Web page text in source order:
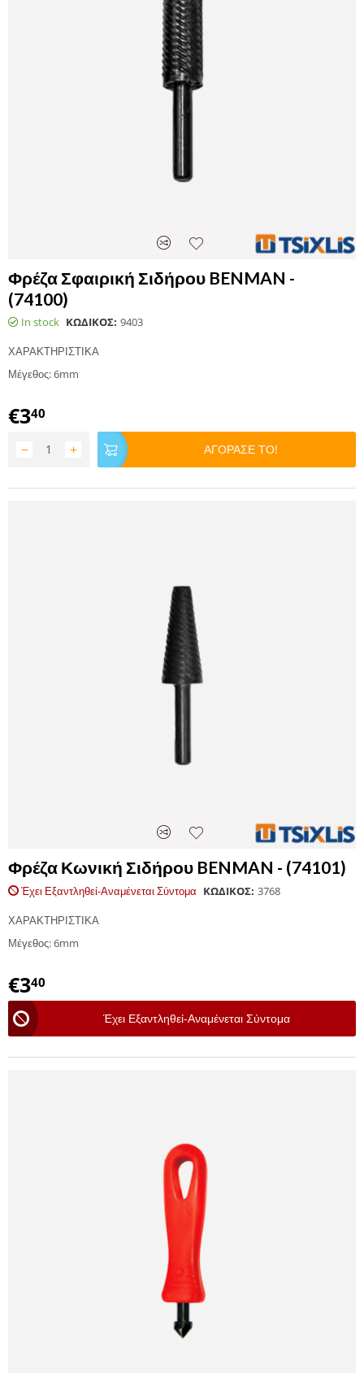
Φρέζα Σφαιρική Σιδήρου BENMAN -
(74100)
In stock ΚΩΔΙΚΟΣ: 9403
ΧΑΡΑΚΤΗΡΙΣΤΙΚΑ
Μέγεθος: 6mm
€340
+
− ΑΓΟΡΑΣΕ ΤΟ!
Φρέζα Κωνική Σιδήρου BENMAN - (74101)
Έχει Εξαντληθεί-Αναμένεται Σύντομα ΚΩΔΙΚΟΣ: 3768
ΧΑΡΑΚΤΗΡΙΣΤΙΚΑ
Μέγεθος: 6mm
€340
Έχει Εξαντληθεί-Αναμένεται Σύντομα